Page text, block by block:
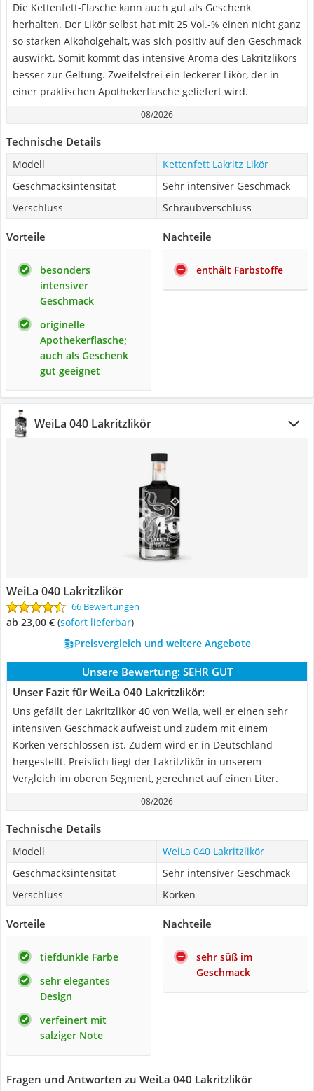
Die Kettenfett-Flasche kann auch gut als Geschenk
herhalten. Der Likör selbst hat mit 25 Vol.-% einen nicht ganz
so starken Alkoholgehalt, was sich positiv auf den Geschmack
auswirkt. Somit kommt das intensive Aroma des Lakritzlikörs
besser zur Geltung. Zweifelsfrei ein leckerer Likör, der in
einer praktischen Apothekerflasche geliefert wird.
08/2026
Technische Details
Modell
Kettenfett Lakritz Likör
Geschmacksintensität
Sehr intensiver Geschmack
Verschluss
Schraubverschluss
Vorteile
besonders
intensiver
Geschmack
originelle
Apothekerflasche;
auch als Geschenk
gut geeignet
Nachteile
enthält Farbstoffe
WeiLa 040 Lakritzlikör
WeiLa 040 Lakritzlikör
66 Bewertungen
ab 23,00 € ( Sofort lieferbar)
Preisvergleich und weitere Angebote
Unsere Bewertung: SEHR GUT
Unser Fazit für WeiLa 040 Lakritzlikör:
Uns gefällt der Lakritzlikör 40 von Weila, weil er einen sehr
intensiven Geschmack aufweist und zudem mit einem
Korken verschlossen ist. Zudem wird er in Deutschland
hergestellt. Preislich liegt der Lakritzlikör in unserem
Vergleich im oberen Segment, gerechnet auf einen Liter.
08/2026
Technische Details
Modell
WeiLa 040 Lakritzlikör
Geschmacksintensität
Sehr intensiver Geschmack
Verschluss
Korken
Vorteile
tiefdunkle Farbe
sehr elegantes
Design
verfeinert mit
salziger Note
Nachteile
sehr süß im
Geschmack
Fragen und Antworten zu WeiLa 040 Lakritzlikör